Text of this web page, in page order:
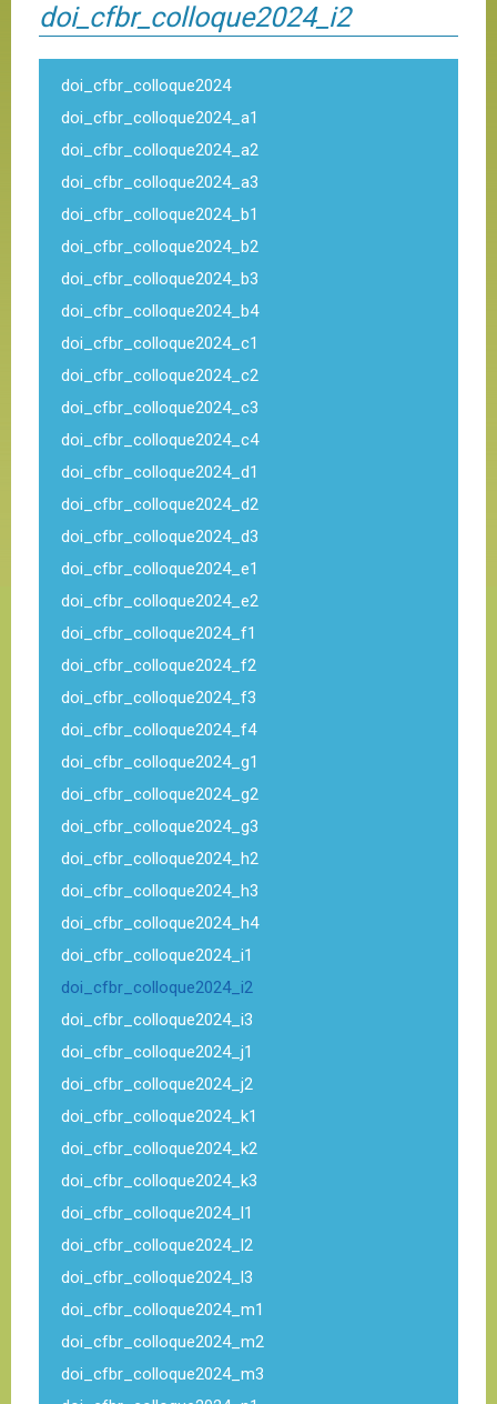
doi_cfbr_colloque2024_i2
doi_cfbr_colloque2024
doi_cfbr_colloque2024_a1
doi_cfbr_colloque2024_a2
doi_cfbr_colloque2024_a3
doi_cfbr_colloque2024_b1
doi_cfbr_colloque2024_b2
doi_cfbr_colloque2024_b3
doi_cfbr_colloque2024_b4
doi_cfbr_colloque2024_c1
doi_cfbr_colloque2024_c2
doi_cfbr_colloque2024_c3
doi_cfbr_colloque2024_c4
doi_cfbr_colloque2024_d1
doi_cfbr_colloque2024_d2
doi_cfbr_colloque2024_d3
doi_cfbr_colloque2024_e1
doi_cfbr_colloque2024_e2
doi_cfbr_colloque2024_f1
doi_cfbr_colloque2024_f2
doi_cfbr_colloque2024_f3
doi_cfbr_colloque2024_f4
doi_cfbr_colloque2024_g1
doi_cfbr_colloque2024_g2
doi_cfbr_colloque2024_g3
doi_cfbr_colloque2024_h2
doi_cfbr_colloque2024_h3
doi_cfbr_colloque2024_h4
doi_cfbr_colloque2024_i1
doi_cfbr_colloque2024_i2
doi_cfbr_colloque2024_i3
doi_cfbr_colloque2024_j1
doi_cfbr_colloque2024_j2
doi_cfbr_colloque2024_k1
doi_cfbr_colloque2024_k2
doi_cfbr_colloque2024_k3
doi_cfbr_colloque2024_l1
doi_cfbr_colloque2024_l2
doi_cfbr_colloque2024_l3
doi_cfbr_colloque2024_m1
doi_cfbr_colloque2024_m2
doi_cfbr_colloque2024_m3